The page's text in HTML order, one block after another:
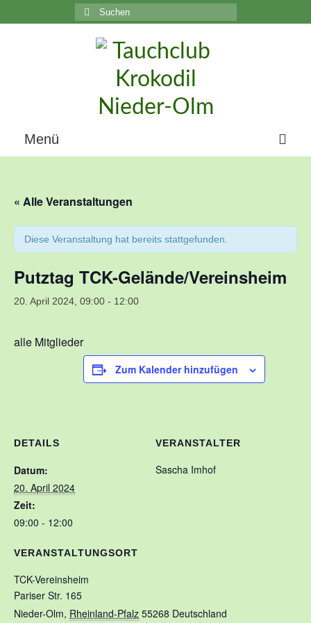
Suchen
nach:
Menü
Über uns
Die Geschichte unseres Vereins
Vereinsunterlagen
Training
Unsere Trainingszeiten
Unsere Ausbilder
Ausbildungsstufen im VDST
Links
« Alle Veranstaltungen
Diese Veranstaltung hat bereits stattgefunden.
Putztag TCK-Gelände/Vereinsheim
20. April 2024, 09:00 - 12:00
alle Mitglieder
Zum Kalender hinzufügen
DETAILS
Datum:
20. April 2024
Zeit:
09:00 - 12:00
VERANSTALTUNGSORT
TCK-Vereinsheim
Pariser Str. 165
Nieder-Olm, Rheinland-Pfalz 55268 Deutschland
VERANSTALTER
Sascha Imhof